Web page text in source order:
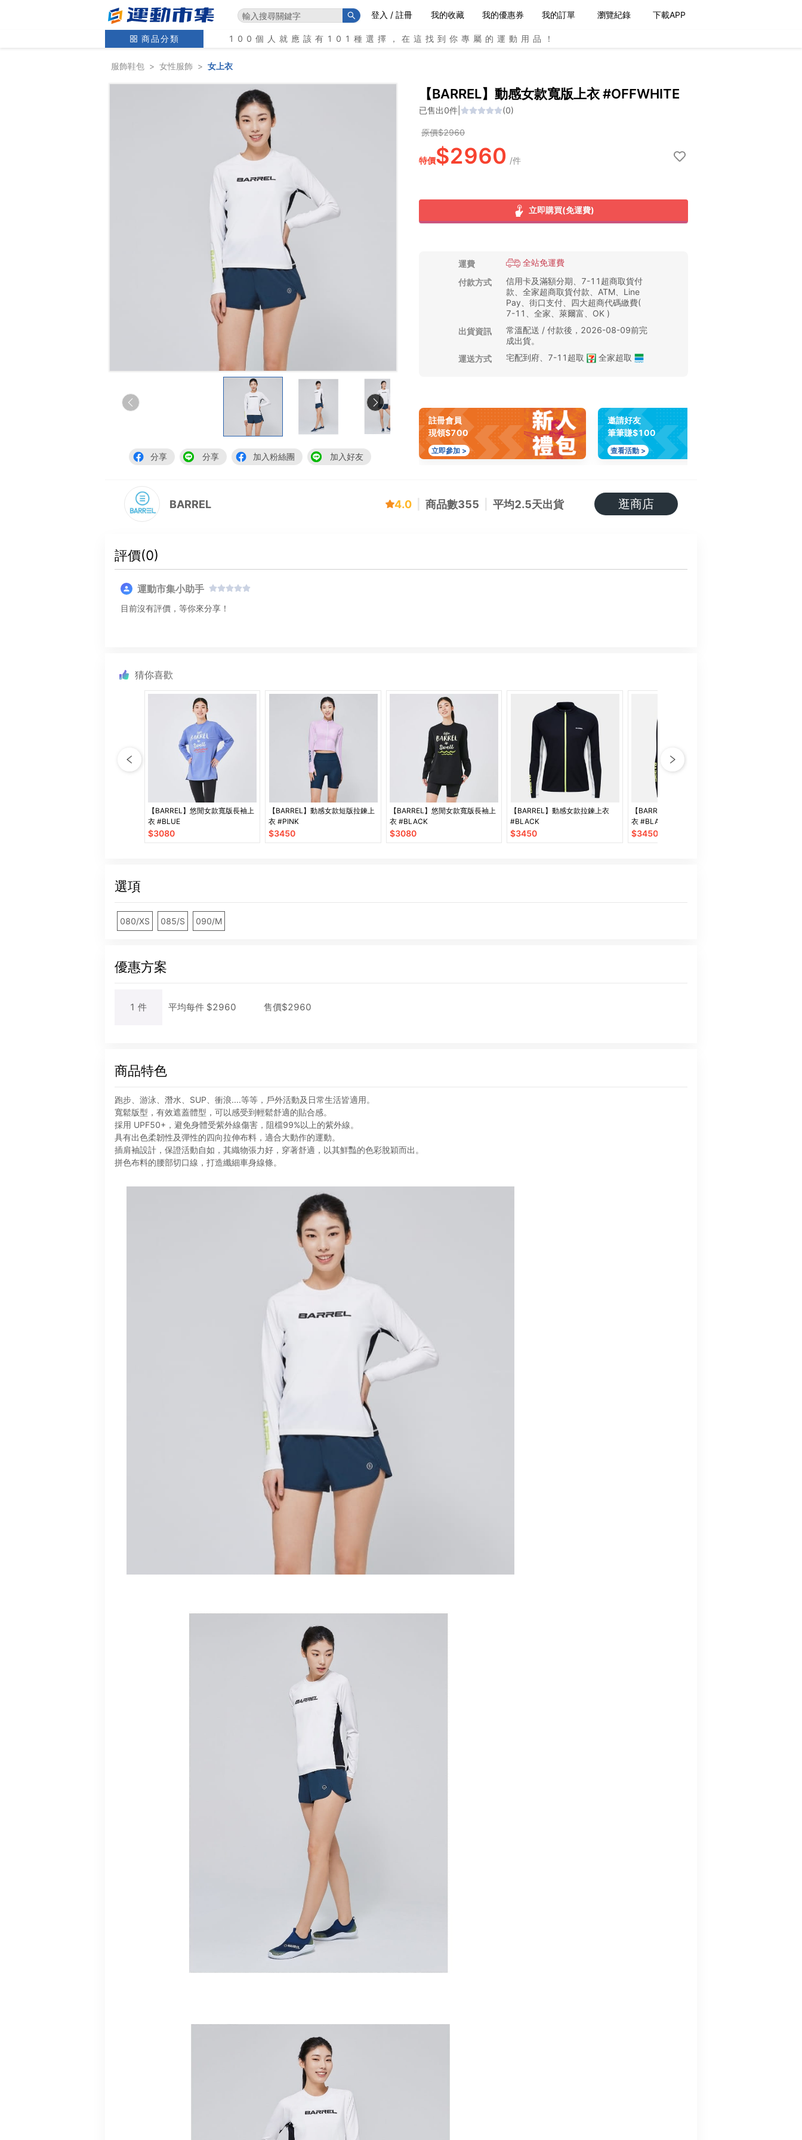
登入 / 註冊 我的收藏 我的優惠券 我的訂單 瀏覽紀錄 下載APP
商品分類 100個人就應該有101種選擇，在這找到你專屬的運動用品！
服飾鞋包 > 女性服飾 > 女上衣
分享 分享 加入粉絲團 加入好友
【BARREL】動感女款寬版上衣 #OFFWHITE
已售出0件 (0)
原價$2960
特價$2960 /件
立即購買(免運費)
運費
全站免運費
付款方式
信用卡及滿額分期、7-11超商取貨付
款、全家超商取貨付款、ATM、Line
Pay、街口支付、四大超商代碼繳費(
7-11、全家、萊爾富、OK )
出貨資訊
常溫配送 / 付款後，2026-08-09前完
成出貨。
運送方式
宅配到府、 7-11超取 全家超取
註冊會員
現領$700
立即參加 >
邀請好友
筆筆賺$100
查看活動 >
BARREL 4.0 商品數355 平均2.5天出貨 逛商店
評價(0)
運動市集小助手
目前沒有評價，等你來分享！
猜你喜歡
【BARREL】悠閒女款寬版長袖上
衣 #BLUE
$3080
【BARREL】動感女款短版拉鍊上
衣 #PINK
$3450
【BARREL】悠閒女款寬版長袖上
衣 #BLACK
$3080
【BARREL】動感女款拉鍊上衣
#BLACK
$3450
【BARREL】動感女款短版拉鍊上
衣 #BLACK
$3450
選項
080/XS 085/S 090/M
優惠方案
1 件 平均每件$2960 售價$2960
商品特色
跑步、游泳、潛水、SUP、衝浪....等等，戶外活動及日常生活皆適用。
寬鬆版型，有效遮蓋體型，可以感受到輕鬆舒適的貼合感。
採用 UPF50+，避免身體受紫外線傷害，阻檔99%以上的紫外線。
具有出色柔韌性及彈性的四向拉伸布料，適合大動作的運動。
插肩袖設計，保證活動自如，其織物張力好，穿著舒適，以其鮮豔的色彩脫穎而出。
拼色布料的腰部切口線，打造纖細車身線條。